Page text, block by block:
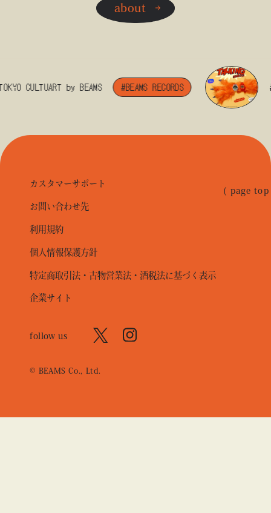
about
CULTUART by BEAMS #BEAMS RECORDS
( page
カスタマーサポート
お問い合わせ先
利用規約
個人情報保護方針
特定商取引法・古物営業法・酒税法に基づく表示
企業サイト
follow us
© BEAMS Co., Ltd.